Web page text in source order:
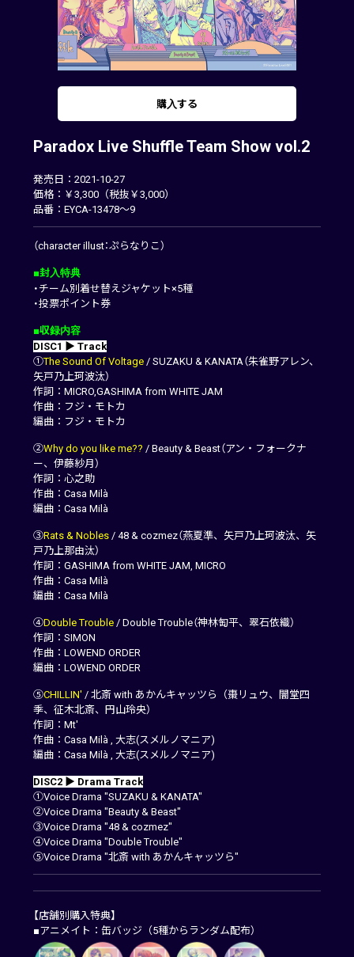
購入する
Paradox Live Shuffle Team Show vol.2
発売日：2021-10-27
価格：￥3,300（税抜￥3,000）
品番：EYCA-13478～9
（character illust：ぷらなりこ）
■封入特典
・チーム別着せ替えジャケット×5種
・投票ポイント券
■収録内容
DISC1 ▶ Track
①The Sound Of Voltage/ SUZAKU & KANATA（朱雀野アレン、
矢戸乃上珂波汰）
作詞：MICRO,GASHIMA from WHITE JAM
作曲：フジ・モトカ
編曲：フジ・モトカ
②Why do you like me?? / Beauty & Beast（アン・フォークナ
ー、伊藤紗月）
作詞：心之助
作曲：Casa Milà
編曲：Casa Milà
③Rats & Nobles / 48 & cozmez（燕夏準、矢戸乃上珂波汰、矢
戸乃上那由汰）
作詞：GASHIMA from WHITE JAM, MICRO
作曲：Casa Milà
編曲：Casa Milà
④Double Trouble/ Double Trouble（神林匋平、翠石依織）
作詞：SIMON
作曲：LOWEND ORDER
編曲：LOWEND ORDER
⑤CHILLIN'/ 北斎 with あかんキャッツら（棗リュウ、闇堂四
季、征木北斎、円山玲央）
作詞：Mt'
作曲：Casa Milà , 大志(スメルノマニア)
編曲：Casa Milà , 大志(スメルノマニア)
DISC2 ▶ Drama Track
①Voice Drama "SUZAKU & KANATA"
②Voice Drama "Beauty & Beast"
③Voice Drama "48 & cozmez"
④Voice Drama "Double Trouble"
⑤Voice Drama "北斎 with あかんキャッツら"
【店舗別購入特典】
■アニメイト：缶バッジ（5種からランダム配布）